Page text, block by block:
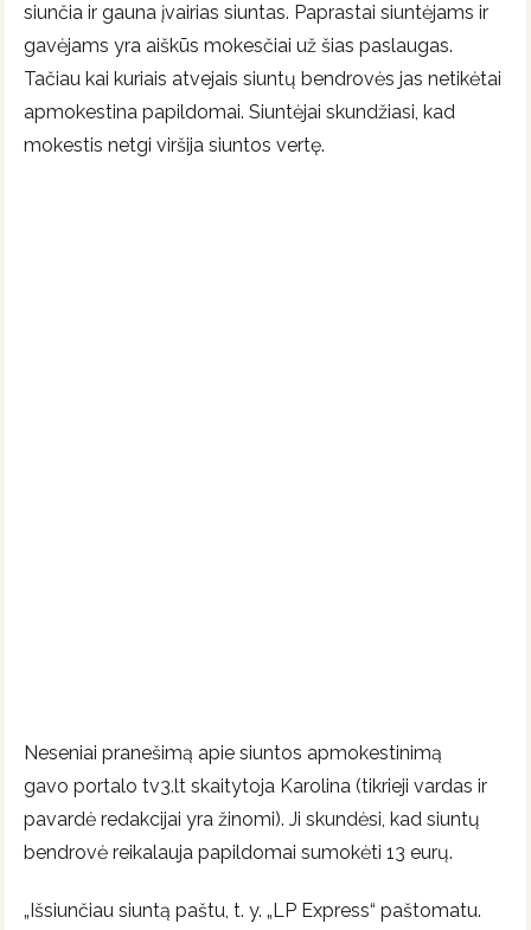
siunčia ir gauna įvairias siuntas. Paprastai siuntėjams ir
gavėjams yra aiškūs mokesčiai už šias paslaugas.
Tačiau kai kuriais atvejais siuntų bendrovės jas netikėtai
apmokestina papildomai. Siuntėjai skundžiasi, kad
mokestis netgi viršija siuntos vertę.
Neseniai pranešimą apie siuntos apmokestinimą
gavo portalo tv3.lt skaitytoja Karolina (tikrieji vardas ir
pavardė redakcijai yra žinomi). Ji skundėsi, kad siuntų
bendrovė reikalauja papildomai sumokėti 13 eurų.
„Išsiunčiau siuntą paštu, t. y. „LP Express“ paštomatu.